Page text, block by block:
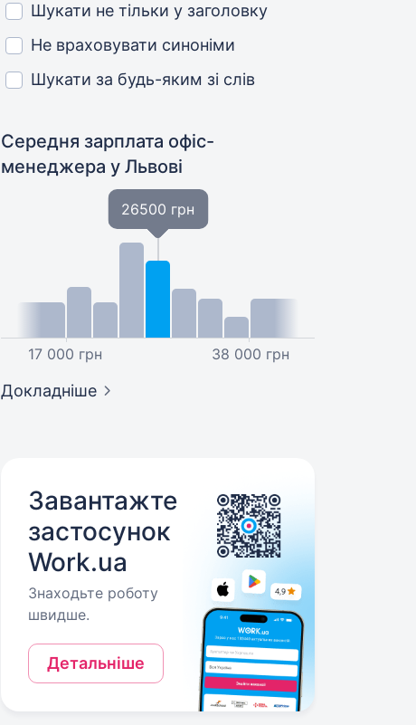
Шукати не тільки у заголовку
Не враховувати синоніми
Шукати за будь-яким зі слів
Середня зарплата офіс-
менеджерау Львові
17 000 грн
26500 грн
38 000 грн
Докладніше
Завантажте
застосунок
Work.ua
Знаходьте роботу
швидше.
Детальніше